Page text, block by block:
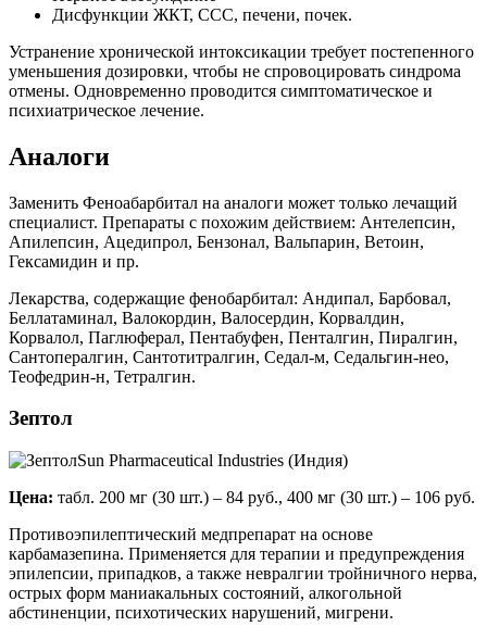
Дисфункции ЖКТ, ССС, печени, почек.
Устранение хронической интоксикации требует постепенного
уменьшения дозировки, чтобы не спровоцировать синдрома
отмены. Одновременно проводится симптоматическое и
психиатрическое лечение.
Аналоги
Заменить Феноабарбитал на аналоги может только лечащий
специалист. Препараты с похожим действием: Антелепсин,
Апилепсин, Ацедипрол, Бензонал, Вальпарин, Ветоин,
Гексамидин и пр.
Лекарства, содержащие фенобарбитал: Андипал, Барбовал,
Беллатаминал, Валокордин, Валосердин, Корвалдин,
Корвалол, Паглюферал, Пентабуфен, Пенталгин, Пиралгин,
Сантопералгин, Сантотитралгин, Седал-м, Седальгин-нео,
Теофедрин-н, Тетралгин.
Зептол
Sun Pharmaceutical Industries (Индия)
Цена: табл. 200 мг (30 шт.) – 84 руб., 400 мг (30 шт.) – 106 руб.
Противоэпилептический медпрепарат на основе
карбамазепина. Применяется для терапии и предупреждения
эпилепсии, припадков, а также невралгии тройничного нерва,
острых форм маниакальных состояний, алкогольной
абстиненции, психотических нарушений, мигрени.